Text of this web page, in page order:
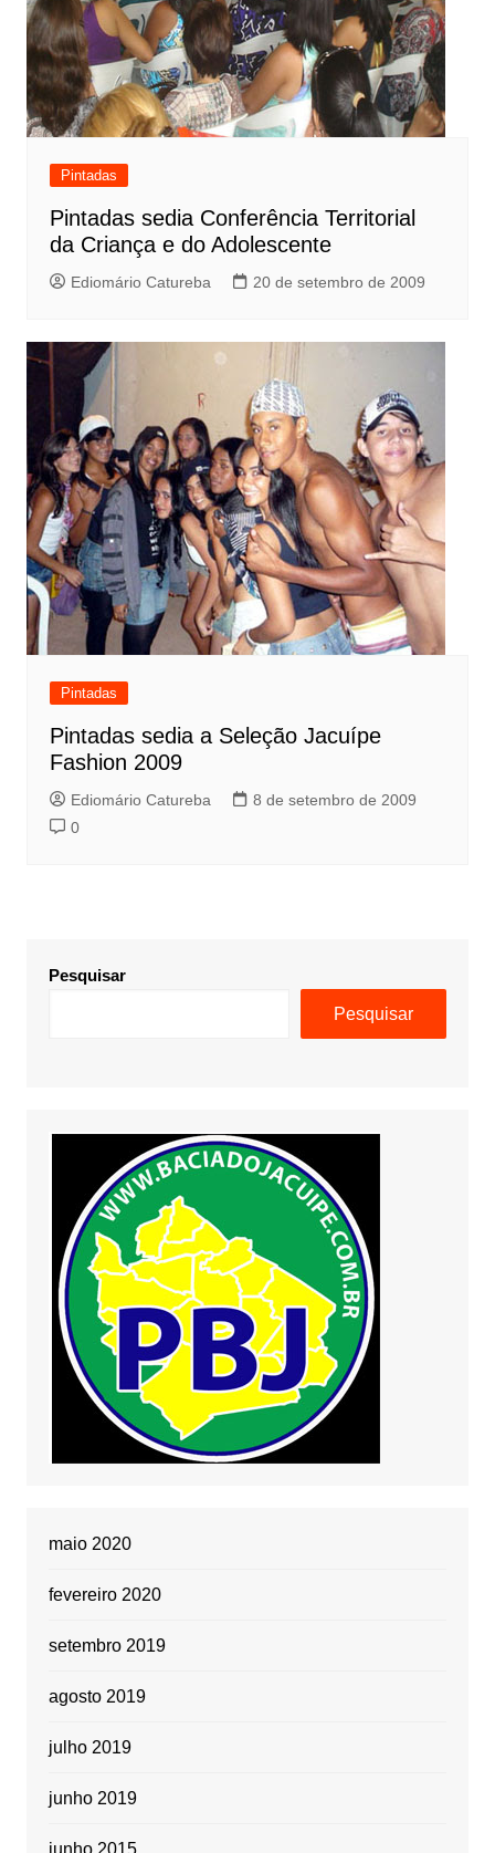
Pintadas
Pintadas sedia Conferência Territorial
da Criança e do Adolescente
Ediomário Catureba 20 de setembro de 2009
Pintadas
Pintadas sedia a Seleção Jacuípe
Fashion 2009
Ediomário Catureba
8 de setembro de 2009
0
Pesquisar
Pesquisar
maio 2020
fevereiro 2020
setembro 2019
agosto 2019
julho 2019
junho 2019
junho 2015